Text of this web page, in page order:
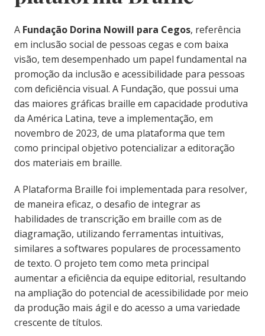
A Fundação Dorina Nowill para Cegos, referência
em inclusão social de pessoas cegas e com baixa
visão, tem desempenhado um papel fundamental na
promoção da inclusão e acessibilidade para pessoas
com deficiência visual. A Fundação, que possui uma
das maiores gráficas braille em capacidade produtiva
da América Latina, teve a implementação, em
novembro de 2023, de uma plataforma que tem
como principal objetivo potencializar a editoração
dos materiais em braille.
A Plataforma Braille foi implementada para resolver,
de maneira eficaz, o desafio de integrar as
habilidades de transcrição em braille com as de
diagramação, utilizando ferramentas intuitivas,
similares a softwares populares de processamento
de texto. O projeto tem como meta principal
aumentar a eficiência da equipe editorial, resultando
na ampliação do potencial de acessibilidade por meio
da produção mais ágil e do acesso a uma variedade
crescente de títulos.